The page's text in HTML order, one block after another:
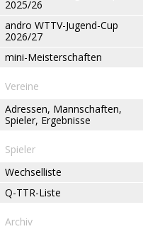
2025/26
andro WTTV-Jugend-Cup
2026/27
mini-Meisterschaften
Vereine
Adressen, Mannschaften,
Spieler, Ergebnisse
Spieler
Wechselliste
Q-TTR-Liste
Archiv